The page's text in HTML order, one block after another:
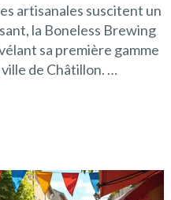
artisanales suscitent un
la Boneless Brewing
sa première gamme
de Châtillon. …